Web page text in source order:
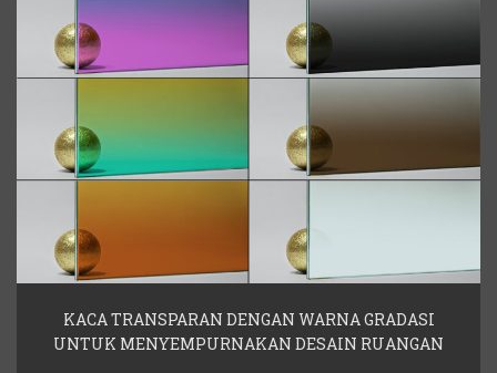
KACA TRANSPARAN DENGAN WARNA GRADASI
UNTUK MENYEMPURNAKAN DESAIN RUANGAN